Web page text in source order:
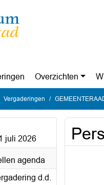
Overzichten
Vergaderingen
juli 2026
agenda
d.d.